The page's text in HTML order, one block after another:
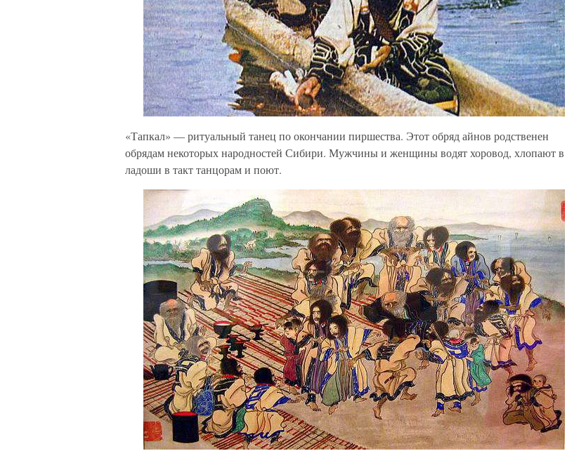
«Тапкал» — ритуальный танец по окончании пиршества. Этот обряд айнов родственен
обрядам некоторых народностей Сибири. Мужчины и женщины водят хоровод, хлопают в
ладоши в такт танцорам и поют.